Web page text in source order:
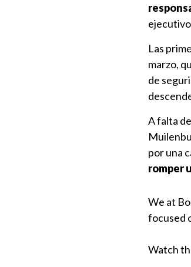
Las
marzo,
de
A falta
por una
romper
We at
focused
Watch